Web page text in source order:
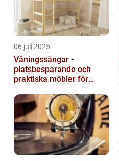
06 juli 2025
Våningssängar -
platsbesparande och
praktiska möbler för